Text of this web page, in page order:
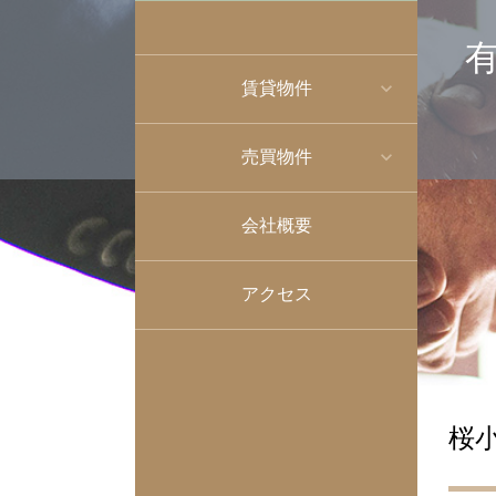
賃貸物件
売買物件
会社概要
アクセス
桜